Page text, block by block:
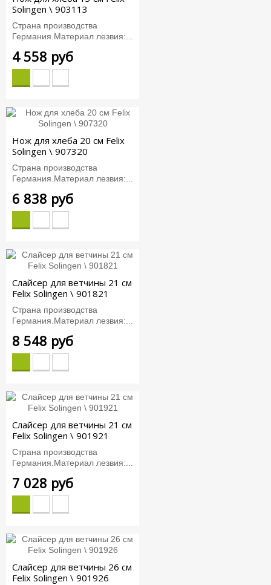
Solingen \ 903113
Страна производства
Германия.Материал лезвия:...
4 558 руб
Нож для хлеба 20 см Felix
Solingen \ 907320
Страна производства
Германия.Материал лезвия:...
6 838 руб
Слайсер для ветчины 21 см
Felix Solingen \ 901821
Страна производства
Германия.Материал лезвия:...
8 548 руб
Слайсер для ветчины 21 см
Felix Solingen \ 901921
Страна производства
Германия.Материал лезвия:...
7 028 руб
Слайсер для ветчины 26 см
Felix Solingen \ 901926